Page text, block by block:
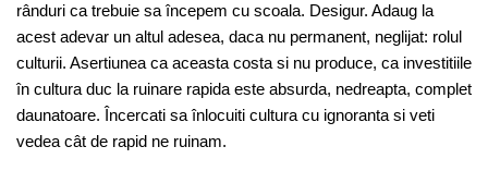
rânduri ca trebuie sa începem cu scoala. Desigur. Adaug la
acest adevar un altul adesea, daca nu permanent, neglijat: rolul
culturii. Asertiunea ca aceasta costa si nu produce, ca investitiile
în cultura duc la ruinare rapida este absurda, nedreapta, complet
daunatoare. Încercati sa înlocuiti cultura cu ignoranta si veti
vedea cât de rapid ne ruinam.